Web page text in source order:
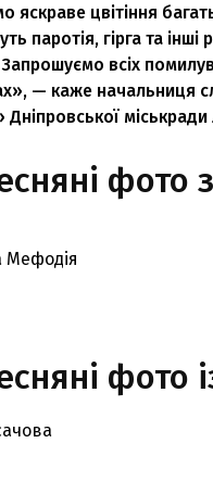
яскраве цвітіння
паротія, гірга та
Запрошуємо всіх
— каже начальниця
Дніпровської
фото
Мефодія
фото